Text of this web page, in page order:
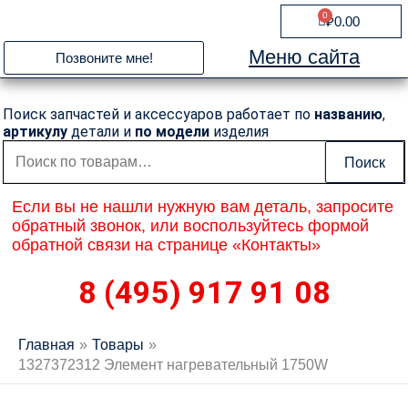
содержимому
₽0.00
0
Cart
Позвоните мне! Меню сайта
Поиск запчастей и аксессуаров работает по названию,
артикулу детали и по модели изделия
Искать:
Поиск
Если вы не нашли нужную вам деталь, запросите
обратный звонок, или воспользуйтесь формой
обратной связи на странице «Контакты»
8 (495) 917 91 08
Главная
Товары
1327372312 Элемент нагревательный 1750W